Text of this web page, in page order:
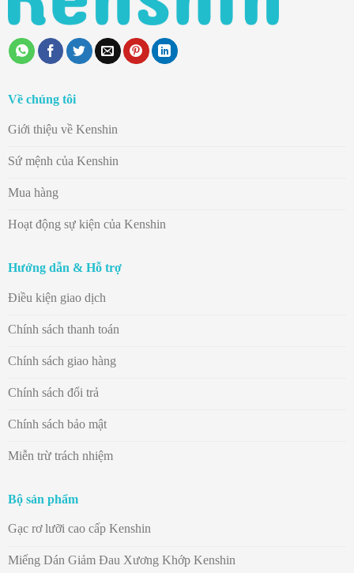
Về chúng tôi
Giới thiệu về Kenshin
Sứ mệnh của Kenshin
Mua hàng
Hoạt động sự kiện của Kenshin
Hướng dẫn & Hỗ trợ
Điều kiện giao dịch
Chính sách thanh toán
Chính sách giao hàng
Chính sách đổi trả
Chính sách bảo mật
Miễn trừ trách nhiệm
Bộ sản phẩm
Gạc rơ lưỡi cao cấp Kenshin
Miếng Dán Giảm Đau Xương Khớp Kenshin